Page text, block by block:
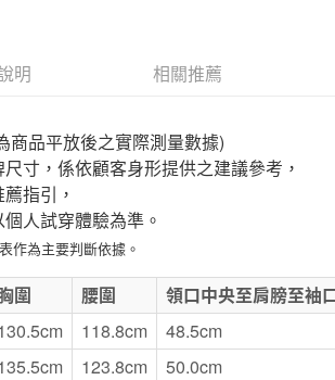
含以上)免運費
含以上)免運費
含以上)免運費
明 相關推薦
商品平放後之實際測量數據)
寸，係依顧客身形提供之建議參考，
指引，
人試穿體驗為準。
作為主要判斷依據。
圍 腰圍
領口中央至肩膀至袖
118.8cm
48.5cm
123.8cm
50.0cm